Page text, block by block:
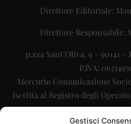
Gestisci
Direttore Editoriale:
Direttore Responsabile:
p.zza Sant’Oliva, 9 – 90141 –
P.IVA:
Mercurio Comunicazione
iscritta al Registro degli
numero